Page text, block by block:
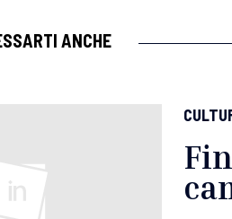
ANCHE